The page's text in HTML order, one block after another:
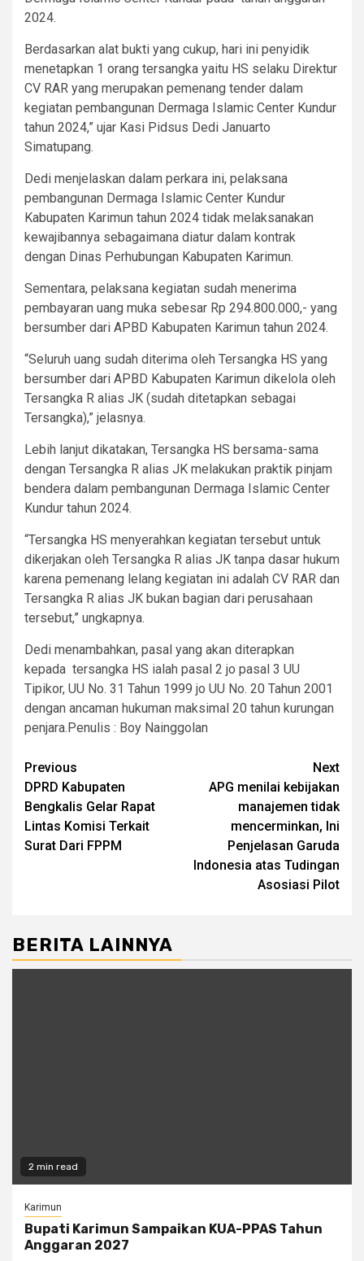
2024.
Berdasarkan alat bukti yang cukup, hari ini penyidik
menetapkan 1 orang tersangka yaitu HS selaku Direktur
CV RAR yang merupakan pemenang tender dalam
kegiatan pembangunan Dermaga Islamic Center Kundur
tahun 2024,” ujar Kasi Pidsus Dedi Januarto
Simatupang.
Dedi menjelaskan dalam perkara ini, pelaksana
pembangunan Dermaga Islamic Center Kundur
Kabupaten Karimun tahun 2024 tidak melaksanakan
kewajibannya sebagaimana diatur dalam kontrak
dengan Dinas Perhubungan Kabupaten Karimun.
Sementara, pelaksana kegiatan sudah menerima
pembayaran uang muka sebesar Rp 294.800.000,- yang
bersumber dari APBD Kabupaten Karimun tahun 2024.
“Seluruh uang sudah diterima oleh Tersangka HS yang
bersumber dari APBD Kabupaten Karimun dikelola oleh
Tersangka R alias JK (sudah ditetapkan sebagai
Tersangka),” jelasnya.
Lebih lanjut dikatakan, Tersangka HS bersama-sama
dengan Tersangka R alias JK melakukan praktik pinjam
bendera dalam pembangunan Dermaga Islamic Center
Kundur tahun 2024.
“Tersangka HS menyerahkan kegiatan tersebut untuk
dikerjakan oleh Tersangka R alias JK tanpa dasar hukum
karena pemenang lelang kegiatan ini adalah CV RAR dan
Tersangka R alias JK bukan bagian dari perusahaan
tersebut,” ungkapnya.
Dedi menambahkan, pasal yang akan diterapkan
kepada tersangka HS ialah pasal 2 jo pasal 3 UU
Tipikor, UU No. 31 Tahun 1999 jo UU No. 20 Tahun 2001
dengan ancaman hukuman maksimal 20 tahun kurungan
penjara.Penulis : Boy Nainggolan
Post
navigation
Previous
DPRD Kabupaten
Bengkalis Gelar Rapat
Lintas Komisi Terkait
Surat Dari FPPM
Next
APG menilai kebijakan
manajemen tidak
mencerminkan, Ini
Penjelasan Garuda
Indonesia atas Tudingan
Asosiasi Pilot
BERITA LAINNYA
2 min read
Karimun
Bupati Karimun Sampaikan KUA-PPAS Tahun
Anggaran 2027